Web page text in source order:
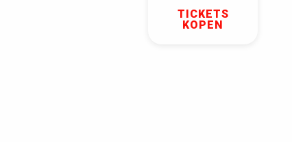
TICKETS
KOPEN